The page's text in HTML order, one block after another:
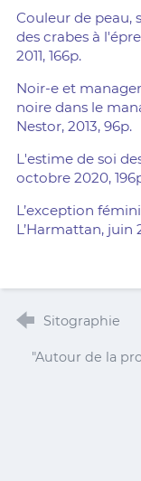
Couleur de peau,
des crabes à
2011, 166p.
Noir-e et
noire dans le
Nestor, 2013, 96p.
L'estime de soi
octobre 2020,
L’exception
L’Harmattan, juin
Sitographie
"Autour de la